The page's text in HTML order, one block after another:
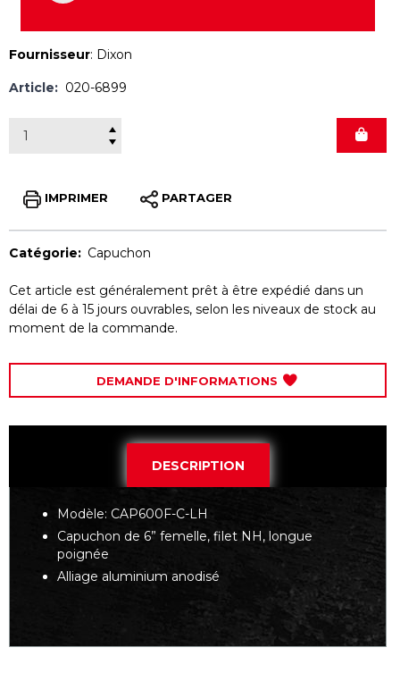
Fournisseur: Dixon
Article: 020-6899
IMPRIMER PARTAGER
Catégorie: Capuchon
Cet article est généralement prêt à être expédié dans un
délai de 6 à 15 jours ouvrables, selon les niveaux de stock au
moment de la commande.
DEMANDE D'INFORMATIONS
DESCRIPTION
Modèle: CAP600F-C-LH
Capuchon de 6” femelle, filet NH, longue
poignée
Alliage aluminium anodisé